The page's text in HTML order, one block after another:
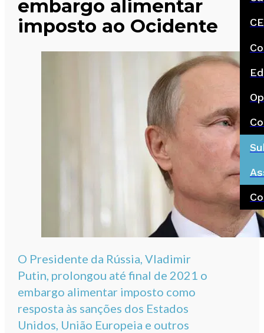
embargo alimentar
imposto ao Ocidente
O Presidente da Rússia, Vladimir
Putin, prolongou até final de 2021 o
embargo alimentar imposto como
resposta às sanções dos Estados
Unidos, União Europeia e outros